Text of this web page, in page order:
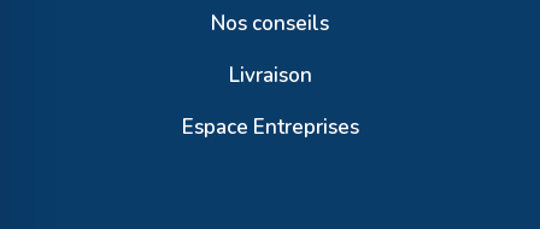
Nos conseils
Livraison
Espace Entreprises